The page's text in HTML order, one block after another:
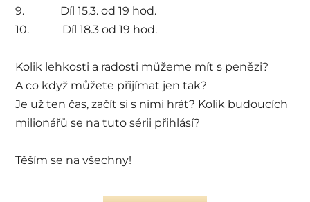
9. Díl 15.3. od 19 hod.
10. Díl 18.3 od 19 hod.
Kolik lehkosti a radosti můžeme mít s penězi?
A co když můžete přijímat jen tak?
Je už ten čas, začít si s nimi hrát? Kolik budoucích
milionářů se na tuto sérii přihlásí?
Těším se na všechny!